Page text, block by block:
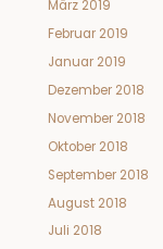
März 2019
Februar 2019
Januar 2019
Dezember 2018
November 2018
Oktober 2018
September 2018
August 2018
Juli 2018